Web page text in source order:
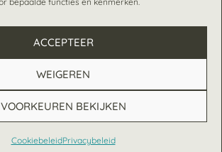
ACCEPTEER
WEIGEREN
VOORKEUREN BEKIJKEN
CookiebeleidPrivacybeleidNederlands